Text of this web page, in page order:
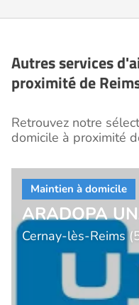
Autres services
proximité de
Retrouvez notre
domicile à proximité
ARADOPA
Cernay-lès-Reims